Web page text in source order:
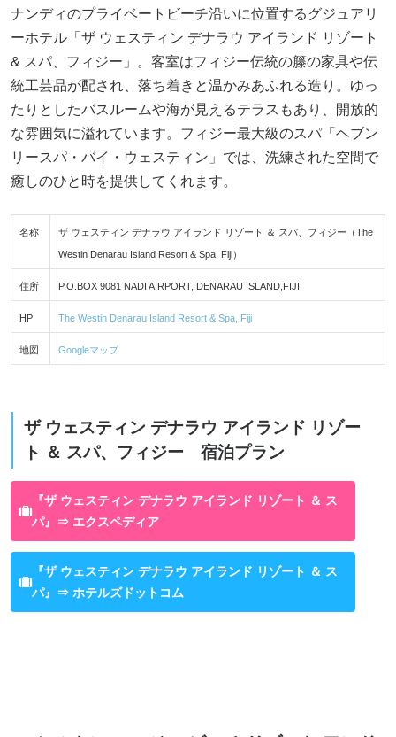
ナンディのプライベートビーチ沿いに位置するグジュアリ
ーホテル「ザ ウェスティン デナラウ アイランド リゾート
& スパ、フィジー」。客室はフィジー伝統の籐の家具や伝
統工芸品が配され、落ち着きと温かみあふれる造り。ゆっ
たりとしたバスルームや海が見えるテラスもあり、開放的
な雰囲気に溢れています。フィジー最大級のスパ「ヘブン
リースパ・バイ・ウェスティン」では、洗練された空間で
癒しのひと時を提供してくれます。
名称 ザ ウェスティン デナラウ アイランド リゾート ＆ スパ、フィジー（The
Westin Denarau Island Resort & Spa, Fiji）
住所 P.O.BOX 9081 NADI AIRPORT, DENARAU ISLAND,FIJI
HP The Westin Denarau Island Resort & Spa, Fiji
地図 Googleマップ
ザ ウェスティン デナラウ アイランド リゾー
ト ＆ スパ、フィジー 宿泊プラン
『ザ ウェスティン デナラウ アイランド リゾート ＆ ス
パ』⇒ エクスペディア
『ザ ウェスティン デナラウ アイランド リゾート ＆ ス
パ』⇒ ホテルズドットコム